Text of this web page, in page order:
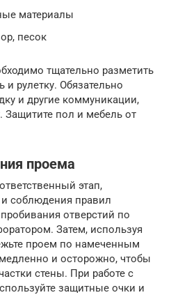
материалы
песок
тщательно разметить
и рулетку. Обязательно
и другие коммуникации,
Защитите пол и мебель от
проема
этап,
соблюдения правил
отверстий по
Затем, используя
проем по намеченным
и осторожно, чтобы
стены. При работе с
защитные очки и